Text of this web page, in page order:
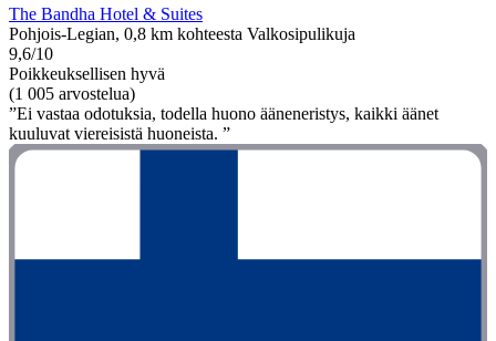
The Bandha Hotel & Suites
Pohjois-Legian, 0,8 km kohteesta Valkosipulikuja
9,6/10
Poikkeuksellisen hyvä
(1 005 arvostelua)
”Ei vastaa odotuksia, todella huono ääneneristys, kaikki äänet
kuuluvat viereisistä huoneista. ”